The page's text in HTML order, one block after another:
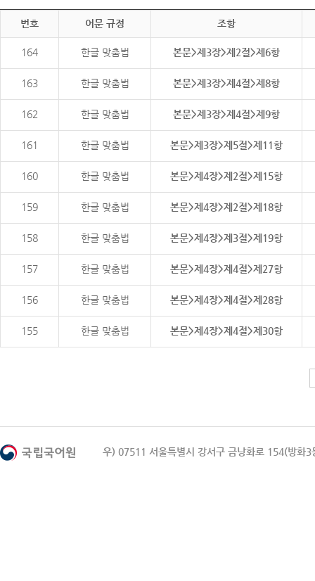
번호 어문 규정 조항
164 한글 맞춤법 본문>제3장>제2절>제6항
163 한글 맞춤법 본문>제3장>제4절>제8항
162 한글 맞춤법 본문>제3장>제4절>제9항
161 한글 맞춤법 본문>제3장>제5절>제11항
160 한글 맞춤법 본문>제4장>제2절>제15항
159 한글 맞춤법 본문>제4장>제2절>제18항
158 한글 맞춤법 본문>제4장>제3절>제19항
157 한글 맞춤법 본문>제4장>제4절>제27항
156 한글 맞춤법 본문>제4장>제4절>제28항
155 한글 맞춤법 본문>제4장>제4절>제30항
우) 07511 서울특별시 강서구 금낭화로 154(방화3